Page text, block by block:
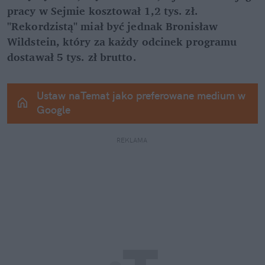
pracy w Sejmie kosztował 1,2 tys. zł.
"Rekordzistą" miał być jednak Bronisław
Wildstein, który za każdy odcinek programu
dostawał 5 tys. zł brutto.
Ustaw naTemat jako preferowane medium w
Google
REKLAMA